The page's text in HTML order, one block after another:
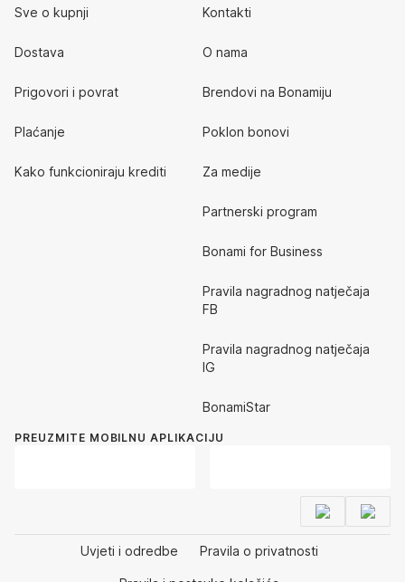
Sve o kupnji
Dostava
Prigovori i povrat
Plaćanje
Kako funkcioniraju krediti
Kontakti
O nama
Brendovi na Bonamiju
Poklon bonovi
Za medije
Partnerski program
Bonami for Business
Pravila nagradnog natječaja
FB
Pravila nagradnog natječaja
IG
BonamiStar
PREUZMITE MOBILNU APLIKACIJU
Uvjeti i odredbe Pravila o privatnosti